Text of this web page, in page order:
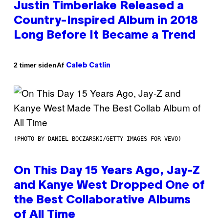
Justin Timberlake Released a
Country-Inspired Album in 2018
Long Before It Became a Trend
2 timer sidenAf Caleb Catlin
(PHOTO BY DANIEL BOCZARSKI/GETTY IMAGES FOR VEVO)
On This Day 15 Years Ago, Jay-Z
and Kanye West Dropped One of
the Best Collaborative Albums
of All Time